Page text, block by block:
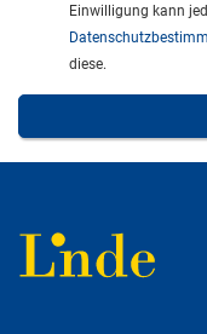
Einwilligung kann
diese.